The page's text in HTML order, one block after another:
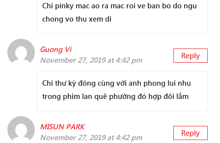
Chi pinky mac ao ra mac roi ve ban bo do ngu
chong vo thu xem di
Guong Vi
November 27, 2019 at 4:42 pm
Reply
Chi thư kỳ đóng cùng với anh phong lui nhu
trong phim lan quê phường đó hợp đôi lắm
MISUN PARK
November 27, 2019 at 4:42 pm
Reply